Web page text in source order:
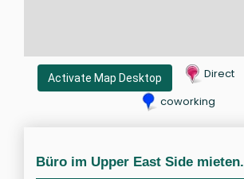
Activate Map Desktop Direct
coworking
Büro im Upper East Side mieten.